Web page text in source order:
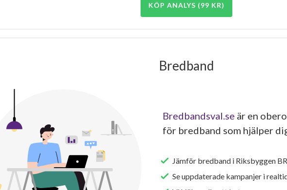
KÖP ANALYS (99 KR)
Bredband
Bredbandsval.se är en
för bredband som hjälper
Jämför bredband i Riksbyggen
Se uppdaterade kampanjer i